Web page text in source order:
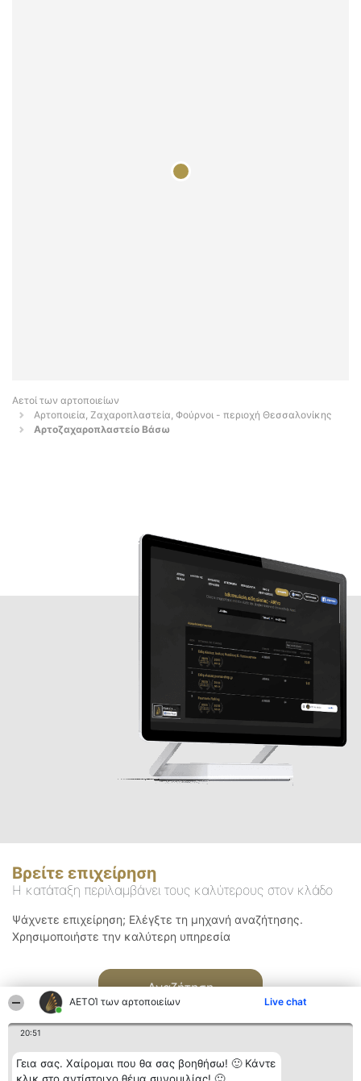
ΑΕΤΟΊ των αρτοποιείων Live chat
20:51
Γεια σας. Χαίρομαι που θα σας βοηθήσω! 🙂 Κάντε
Αετοί των αρτοποιείων
Αρτοποιεία, Ζαχαροπλαστεία, Φούρνοι - περιοχή Θεσσαλονίκης
Αρτοζαχαροπλαστείο Βάσω
Βρείτε επιχείρηση
Η κατάταξη περιλαμβάνει τους καλύτερους στον κλάδο
Ψάχνετε επιχείρηση; Ελέγξτε τη μηχανή αναζήτησης.
Χρησιμοποιήστε την καλύτερη υπηρεσία
Αναζήτηση